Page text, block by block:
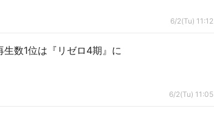
6/2(Tu) 11:12
数1位は『リゼロ4期』に
6/2(Tu) 11:05